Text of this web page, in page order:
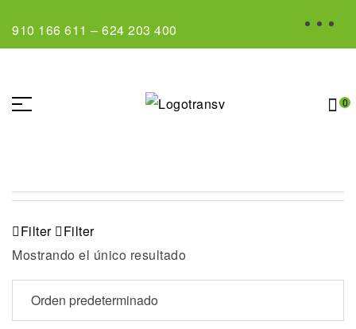
910 166 611 – 624 203 400
0
Filter
Filter
Mostrando el único resultado